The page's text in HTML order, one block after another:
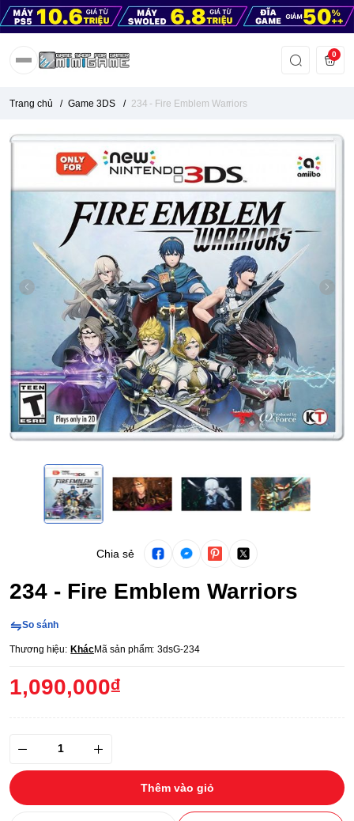
0
Trang chủ / Game 3DS / 234 - Fire Emblem Warriors
Chia sẻ
234 - Fire Emblem Warriors
So sánh
Thương hiệu: KhácMã sản phẩm: 3dsG-234
1,090,000₫
Thêm vào giỏ